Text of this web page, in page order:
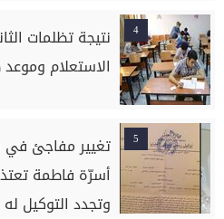
4
الاستعلام
5
تغيير مفاجئ
أسرّة فاطمة
وتجدد التوكيل له